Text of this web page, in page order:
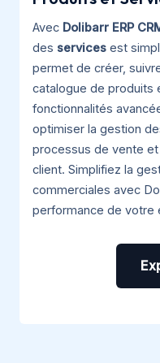
Avec Dolibarr ERP
des services est
permet de créer,
catalogue de produits
fonctionnalités
optimiser la gestion
processus de vente
client. Simplifiez la
commerciales avec
performance de votre